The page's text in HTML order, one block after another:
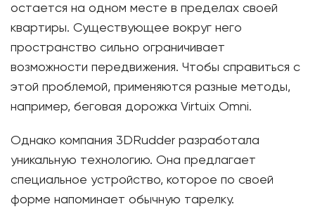
остается на одном месте в пределах своей
квартиры. Существующее вокруг него
пространство сильно ограничивает
возможности передвижения. Чтобы справиться с
этой проблемой, применяются разные методы,
например, беговая дорожка Virtuix Omni.
Однако компания 3DRudder разработала
уникальную технологию. Она предлагает
специальное устройство, которое по своей
форме напоминает обычную тарелку.